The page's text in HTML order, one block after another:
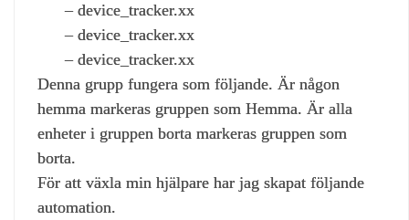
– device_tracker.xx
– device_tracker.xx
– device_tracker.xx
Denna grupp fungera som följande. Är någon
hemma markeras gruppen som Hemma. Är alla
enheter i gruppen borta markeras gruppen som
borta.
För att växla min hjälpare har jag skapat följande
automation.